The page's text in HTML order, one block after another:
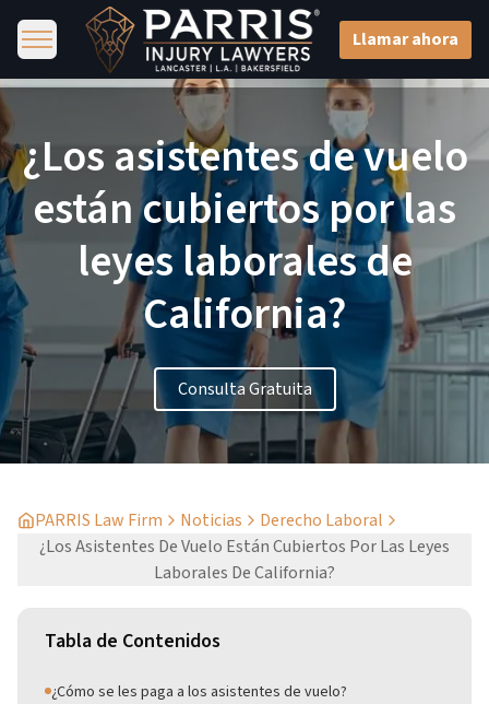
Llamar ahora
¿Los asistentes de vuelo
están cubiertos por las
leyes laborales de
California?
Consulta Gratuita
PARRIS Law Firm Noticias
Derecho Laboral
¿Los Asistentes De Vuelo Están Cubiertos Por Las Leyes
Laborales De California?
Tabla de Contenidos
¿Cómo se les paga a los asistentes de vuelo?